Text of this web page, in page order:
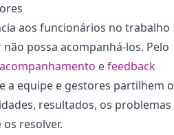
aos funcionários no trabalho
possa acompanhá-los. Pelo
efeedback
a equipe e gestores partilhem o
resultados, os problemas
resolver.